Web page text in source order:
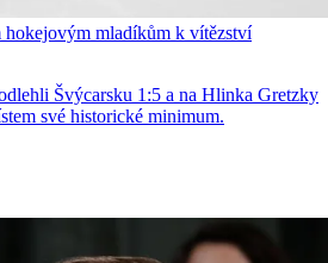
hokejovým mladíkům k vítězství
Švýcarsku 1:5 a na Hlinka Gretzky
své historické minimum.